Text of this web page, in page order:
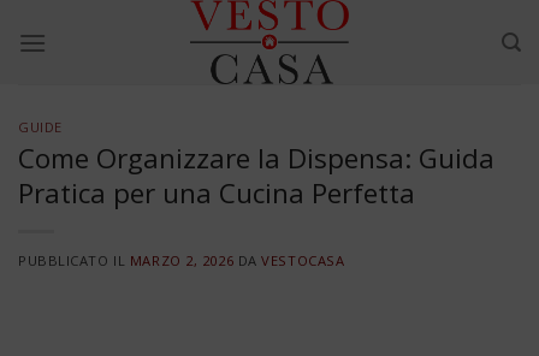
GUIDE
Come Organizzare la Dispensa: Guida
Pratica per una Cucina Perfetta
PUBBLICATO IL MARZO 2, 2026 DAVESTOCASA